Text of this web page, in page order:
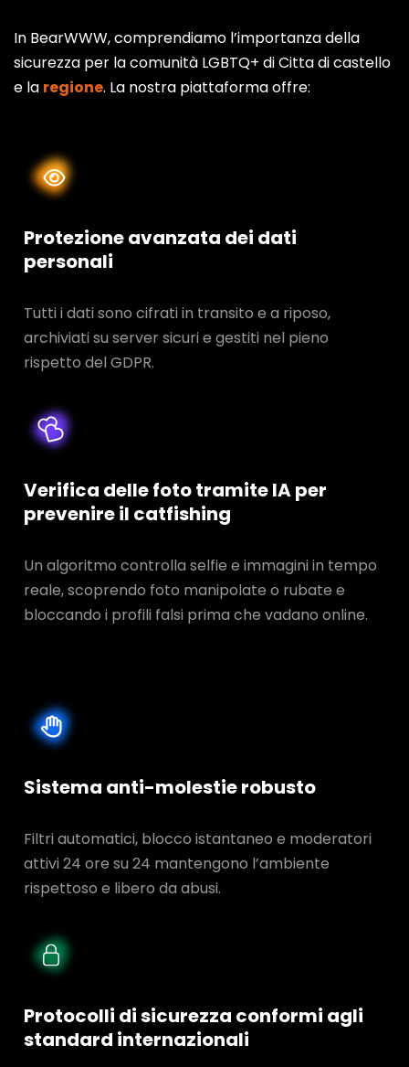
In BearWWW, comprendiamo l’importanza della
sicurezza per la comunità LGBTQ+ di Citta di castello
e la regione. La nostra piattaforma offre:
Protezione avanzata dei dati
personali
Tutti i dati sono cifrati in transito e a riposo,
archiviati su server sicuri e gestiti nel pieno
rispetto del GDPR.
Verifica delle foto tramite IA per
prevenire il catfishing
Un algoritmo controlla selfie e immagini in tempo
reale, scoprendo foto manipolate o rubate e
bloccando i profili falsi prima che vadano online.
Sistema anti-molestie robusto
Filtri automatici, blocco istantaneo e moderatori
attivi 24 ore su 24 mantengono l’ambiente
rispettoso e libero da abusi.
Protocolli di sicurezza conformi agli
standard internazionali